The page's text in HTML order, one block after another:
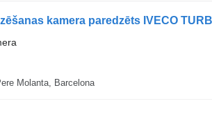
kamera paredzēts IVECO
Molanta, Barcelona